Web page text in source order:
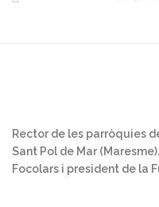
Rector de les parròquies
Sant Pol de Mar
Focolars i president de la